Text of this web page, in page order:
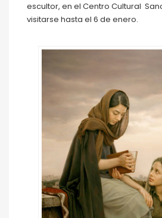
escultor, en el Centro Cultural
visitarse hasta el 6 de enero.